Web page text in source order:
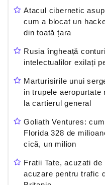
Atacul cibernetic
cum a blocat un
din toată țara
Rusia îngheață
intelectualilor exilați
Marturisirile unui
in trupele
la cartierul general
Goliath Ventures:
Florida 328 de
cică, un milion
Fratii Tate, acuzati
acuzare pentru trafic